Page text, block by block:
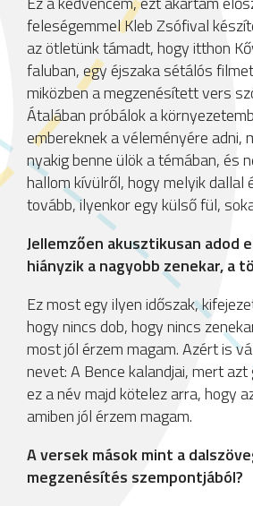
feleségemmel Kleb Zsófival
az ötletünk támadt, hogy itthon
faluban, egy éjszaka sétálós
miközben a megzenésített vers
Átalában próbálok a
embereknek a véleményére adni,
nyakig benne ülök a témában, és
hallom kívülről, hogy melyik dallal
tovább, ilyenkor egy külső fül,
Jellemzően akusztikusan adod
hiányzik a nagyobb zenekar, a
Ez most egy ilyen időszak,
hogy nincs dob, hogy nincs
most jól érzem magam. Azért is
nevet: A Bence kalandjai, mert
ez a név majd kötelez arra, hogy
amiben jól érzem magam.
A versek mások mint a
megzenésítés szempontjából?